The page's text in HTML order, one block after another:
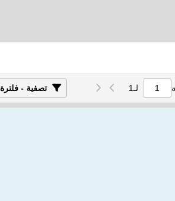
لـ1 تصفية - فلترة